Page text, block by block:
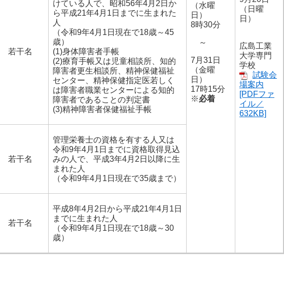
（水曜
日）
8時30分
～
7月31日
（金曜
日）
17時15分
※必着
（日曜
日）
広島工業
大学専門
学校
試験会
場案内
[PDFファ
イル／
632KB]
若干名
けている人で、昭和56年4月2日か
ら平成21年4月1日までに生まれた
人
（令和9年4月1日現在で18歳～45
歳）
(1)身体障害者手帳
(2)療育手帳又は児童相談所、知的
障害者更生相談所、精神保健福祉
センター、精神保健指定医若しく
は障害者職業センターによる知的
障害者であることの判定書
(3)精神障害者保健福祉手帳
若干名
管理栄養士の資格を有する人又は
令和9年4月1日までに資格取得見込
みの人で、平成3年4月2日以降に生
まれた人
（令和9年4月1日現在で35歳まで）
若干名
平成8年4月2日から平成21年4月1日
までに生まれた人
（令和9年4月1日現在で18歳～30
歳）